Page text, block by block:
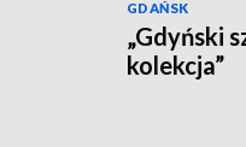
GDAŃSK
„Gdyński
kolekcja”